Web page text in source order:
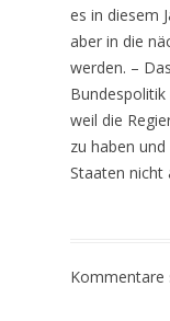
es in diesem
aber in die
werden. –
weil die
zu haben
Staaten nicht
Kommentare